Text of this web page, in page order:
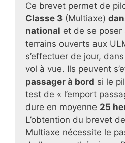
Ce brevet permet de
Classe 3 (Multiaxe)
national et de se poser
terrains ouverts aux
s’effectuer de jour,
vol à vue. Ils peuvent
passager à bord si le
test de « l’emport
dure en moyenne 25
L’obtention du brevet
Multiaxe nécessite le